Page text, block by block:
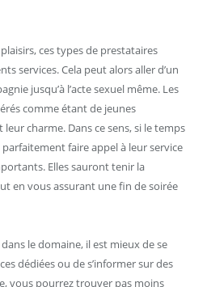
ces types de prestataires
services. Cela peut alors aller d’un
jusqu’à l’acte sexuel même. Les
comme étant de jeunes
charme. Dans ce sens, si le temps
faire appel à leur service
Elles sauront tenir la
en vous assurant une fin de soirée
le domaine, il est mieux de se
dédiées ou de s’informer sur des
vous pourrez trouver pas moins